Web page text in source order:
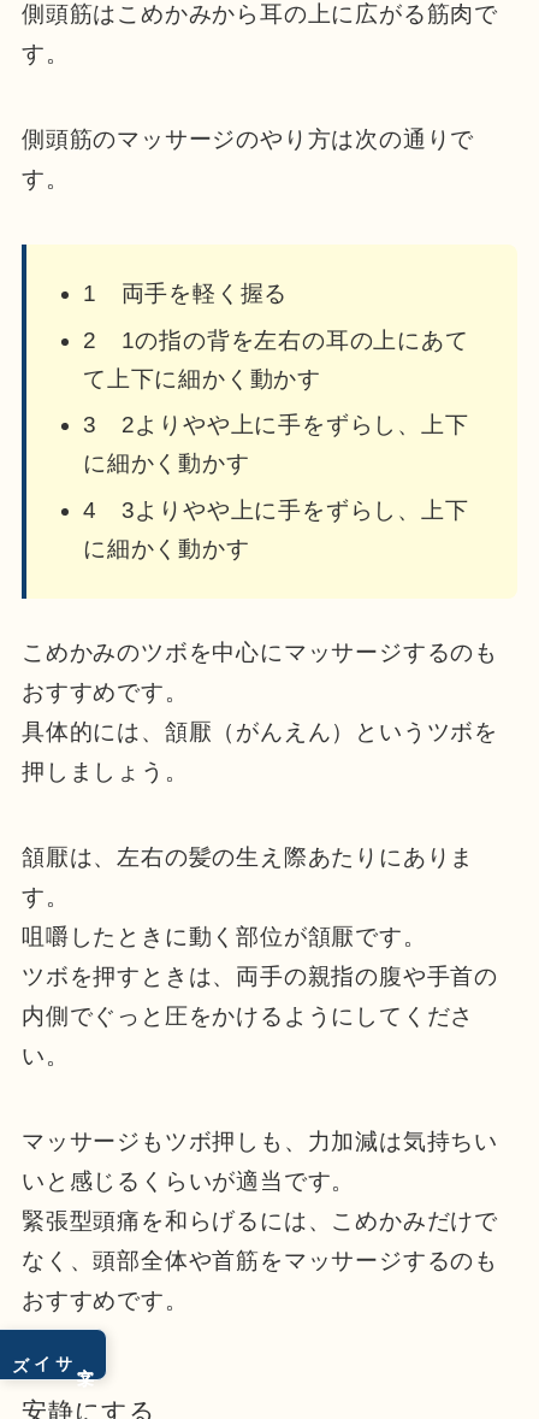
サイズ
側頭筋はこめかみから耳の上に広がる筋肉で
す。
側頭筋のマッサージのやり方は次の通りで
す。
1 両手を軽く握る
2 1の指の背を左右の耳の上にあて
て上下に細かく動かす
3 2よりやや上に手をずらし、上下
に細かく動かす
4 3よりやや上に手をずらし、上下
に細かく動かす
こめかみのツボを中心にマッサージするのも
おすすめです。
具体的には、頷厭（がんえん）というツボを
押しましょう。
頷厭は、左右の髪の生え際あたりにありま
す。
咀嚼したときに動く部位が頷厭です。
ツボを押すときは、両手の親指の腹や手首の
内側でぐっと圧をかけるようにしてくださ
い。
マッサージもツボ押しも、力加減は気持ちい
いと感じるくらいが適当です。
緊張型頭痛を和らげるには、こめかみだけで
なく、頭部全体や首筋をマッサージするのも
おすすめです。
安静にする